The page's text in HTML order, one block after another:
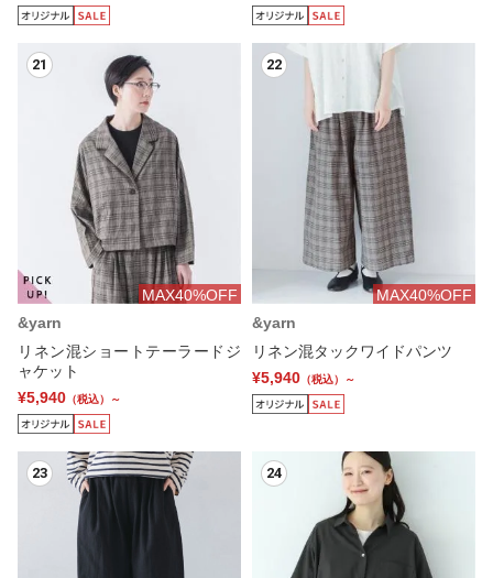
21
MAX40%OFF
&yarn
リネン混ショートテーラードジ
ャケット
¥5,940 （税込）～
22
MAX40%OFF
&yarn
リネン混タックワイドパンツ
¥5,940 （税込）～
23 24